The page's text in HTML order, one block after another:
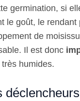
germination, si
le goût, le
de
Il est donc
très humides.